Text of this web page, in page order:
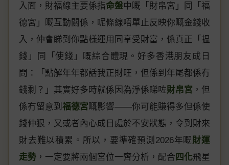
入面，財福線主要係指命盤中嘅「財帛宮」同「福
德宮」嘅互動關係，呢條線唔單止反映你嘅金錢收
入，仲會睇到你點樣運用同享受財富，係真正「揾
錢」同「使錢」嘅綜合體現。好多香港朋友成日
問：「點解年年都話我正財旺，但係到年尾都係冇
錢剩？」其實好多時就係因為淨係睇咗財帛宮 ，但
係冇留意到 福德宮嘅影響——你可能賺得多但係使
錢仲狠，又或者內心成日處於不安狀態，令到財來
財去難以積累。所以，要準確預測2026年嘅財運
走勢 ，一定要將兩個宮位一齊分析，配合 四化飛星